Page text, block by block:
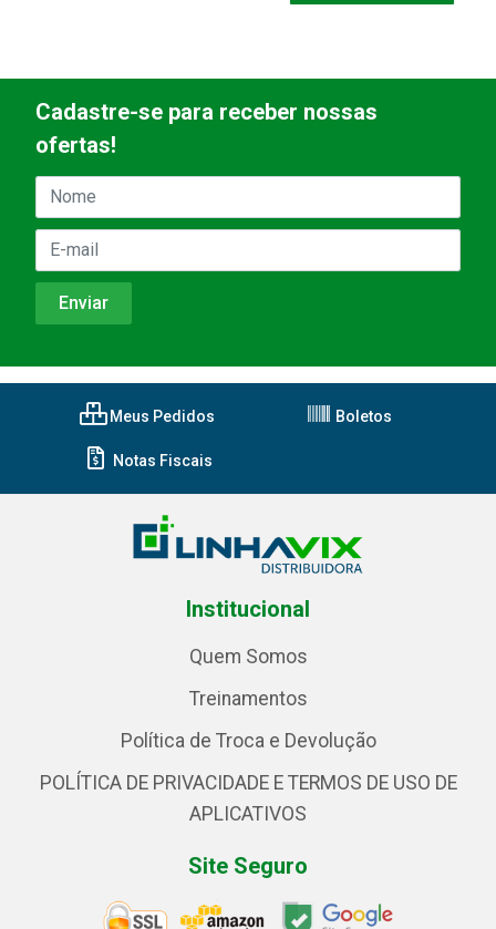
Cadastre-se para receber nossas
ofertas!
Meus Pedidos Boletos
Notas Fiscais
Institucional
Quem Somos
Treinamentos
Política de Troca e Devolução
POLÍTICA DE PRIVACIDADE E TERMOS DE USO DE
APLICATIVOS
Site Seguro